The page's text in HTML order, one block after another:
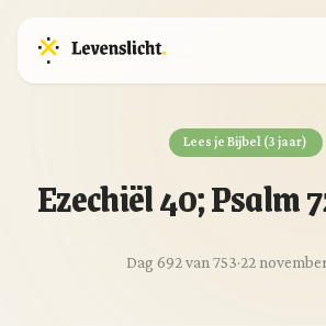
Lees je Bijbel (3 jaar)
Ezechiël 40; Psalm
Dag 692 van 753·22